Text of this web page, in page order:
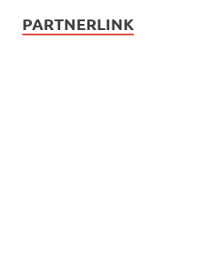
PARTNERLINK